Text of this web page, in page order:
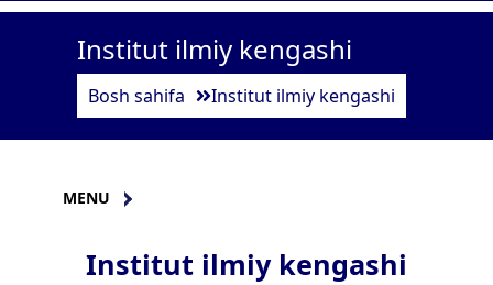
Institut ilmiy kengashi
Bosh sahifa Institut ilmiy kengashi
MENU
Institut ilmiy kengashi